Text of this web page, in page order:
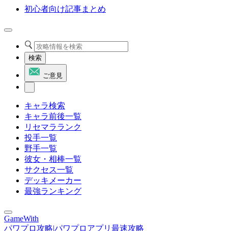
初心者向け記事まとめ
検索
ご意見
キャラ検索
キャラ前後一覧
リセマラランク
投手一覧
野手一覧
彼女・相棒一覧
サクセス一覧
デッキメーカー
最強ランキング
GameWith
パワプロ攻略|パワプロアプリ最速攻略